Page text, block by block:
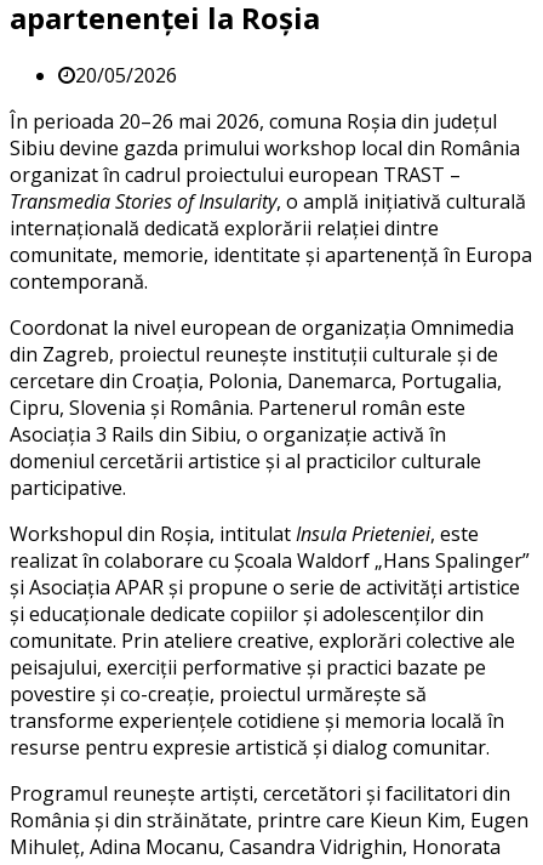
apartenenței la Roșia
20/05/2026
În perioada 20–26 mai 2026, comuna Roșia din județul
Sibiu devine gazda primului workshop local din România
organizat în cadrul proiectului european TRAST –
Transmedia Stories of Insularity, o amplă inițiativă culturală
internațională dedicată explorării relației dintre
comunitate, memorie, identitate și apartenență în Europa
contemporană.
Coordonat la nivel european de organizația Omnimedia
din Zagreb, proiectul reunește instituții culturale și de
cercetare din Croația, Polonia, Danemarca, Portugalia,
Cipru, Slovenia și România. Partenerul român este
Asociația 3 Rails din Sibiu, o organizație activă în
domeniul cercetării artistice și al practicilor culturale
participative.
Workshopul din Roșia, intitulatInsula Prieteniei, este
realizat în colaborare cu Școala Waldorf „Hans Spalinger”
și Asociația APAR și propune o serie de activități artistice
și educaționale dedicate copiilor și adolescenților din
comunitate. Prin ateliere creative, explorări colective ale
peisajului, exerciții performative și practici bazate pe
povestire și co-creație, proiectul urmărește să
transforme experiențele cotidiene și memoria locală în
resurse pentru expresie artistică și dialog comunitar.
Programul reunește artiști, cercetători și facilitatori din
România și din străinătate, printre care Kieun Kim, Eugen
Mihuleț, Adina Mocanu, Casandra Vidrighin, Honorata